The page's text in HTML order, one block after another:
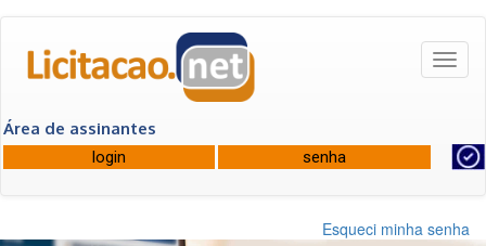
Área de assinantes
Esqueci minha senha